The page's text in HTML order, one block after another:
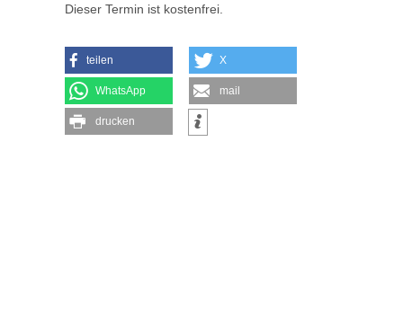
Dieser Termin ist kostenfrei.
teilen X
WhatsApp mail
drucken